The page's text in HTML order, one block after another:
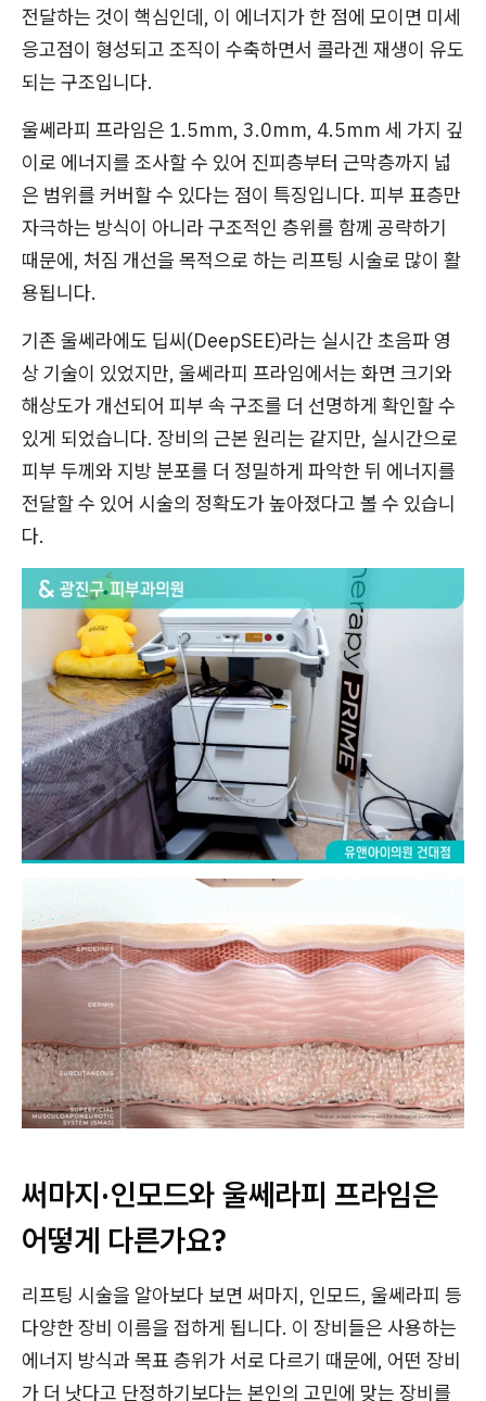
전달하는 것이 핵심인데, 이 에너지가 한 점에 모이면 미세
응고점이 형성되고 조직이 수축하면서 콜라겐 재생이 유도
되는 구조입니다.
울쎄라피 프라임은 1.5mm, 3.0mm, 4.5mm 세 가지 깊
이로 에너지를 조사할 수 있어 진피층부터 근막층까지 넓
은 범위를 커버할 수 있다는 점이 특징입니다. 피부 표층만
자극하는 방식이 아니라 구조적인 층위를 함께 공략하기
때문에, 처짐 개선을 목적으로 하는 리프팅 시술로 많이 활
용됩니다.
기존 울쎄라에도 딥씨(DeepSEE)라는 실시간 초음파 영
상 기술이 있었지만, 울쎄라피 프라임에서는 화면 크기와
해상도가 개선되어 피부 속 구조를 더 선명하게 확인할 수
있게 되었습니다. 장비의 근본 원리는 같지만, 실시간으로
피부 두께와 지방 분포를 더 정밀하게 파악한 뒤 에너지를
전달할 수 있어 시술의 정확도가 높아졌다고 볼 수 있습니
다.
써마지·인모드와 울쎄라피 프라임은
어떻게 다른가요?
리프팅 시술을 알아보다 보면 써마지, 인모드, 울쎄라피 등
다양한 장비 이름을 접하게 됩니다. 이 장비들은 사용하는
에너지 방식과 목표 층위가 서로 다르기 때문에, 어떤 장비
가 더 낫다고 단정하기보다는 본인의 고민에 맞는 장비를